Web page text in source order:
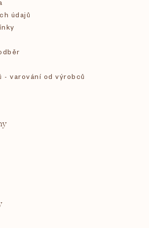
údajů
- varování od výrobců